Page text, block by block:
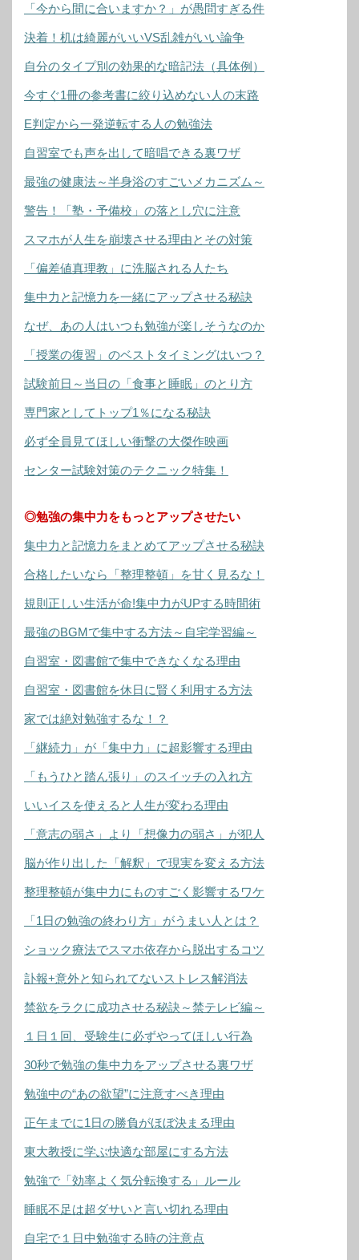
「今から間に合いますか？」が愚問すぎる件
決着！机は綺麗がいいVS乱雑がいい論争
自分のタイプ別の効果的な暗記法（具体例）
今すぐ1冊の参考書に絞り込めない人の末路
E判定から一発逆転する人の勉強法
自習室でも声を出して暗唱できる裏ワザ
最強の健康法～半身浴のすごいメカニズム～
警告！「塾・予備校」の落とし穴に注意
スマホが人生を崩壊させる理由とその対策
「偏差値真理教」に洗脳される人たち
集中力と記憶力を一緒にアップさせる秘訣
なぜ、あの人はいつも勉強が楽しそうなのか
「授業の復習」のベストタイミングはいつ？
試験前日～当日の「食事と睡眠」のとり方
専門家としてトップ1％になる秘訣
必ず全員見てほしい衝撃の大傑作映画
センター試験対策のテクニック特集！
◎勉強の集中力をもっとアップさせたい
集中力と記憶力をまとめてアップさせる秘訣
合格したいなら「整理整頓」を甘く見るな！
規則正しい生活が命!集中力がUPする時間術
最強のBGMで集中する方法～自宅学習編～
自習室・図書館で集中できなくなる理由
自習室・図書館を休日に賢く利用する方法
家では絶対勉強するな！？
「継続力」が「集中力」に超影響する理由
「もうひと踏ん張り」のスイッチの入れ方
いいイスを使えると人生が変わる理由
「意志の弱さ」より「想像力の弱さ」が犯人
脳が作り出した「解釈」で現実を変える方法
整理整頓が集中力にものすごく影響するワケ
「1日の勉強の終わり方」がうまい人とは？
ショック療法でスマホ依存から脱出するコツ
訃報+意外と知られてないストレス解消法
禁欲をラクに成功させる秘訣～禁テレビ編～
１日１回、受験生に必ずやってほしい行為
30秒で勉強の集中力をアップさせる裏ワザ
勉強中の“あの欲望”に注意すべき理由
正午までに1日の勝負がほぼ決まる理由
東大教授に学ぶ快適な部屋にする方法
勉強で「効率よく気分転換する」ルール
睡眠不足は超ダサいと言い切れる理由
自宅で１日中勉強する時の注意点